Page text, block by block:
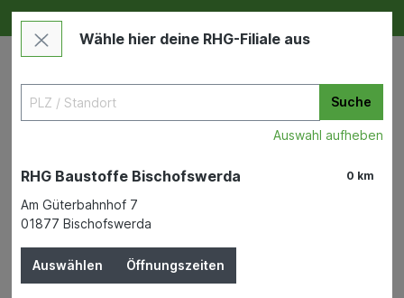
Deine RHG NEU ERLEBEN
Prima Balkondünger Depot
Wähle hier deine RHG-Filiale aus
Suche
Auswahl aufheben
0 km
RHG Baustoffe Bischofswerda
Am Güterbahnhof 7
01877 Bischofswerda
Auswählen Öffnungszeiten